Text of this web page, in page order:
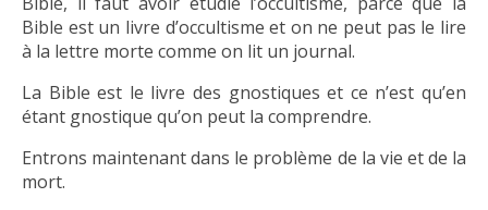
Bible est un livre d’occultisme et on ne peut pas le lire
à la lettre morte comme on lit un journal.
La Bible est le livre des gnostiques et ce n’est qu’en
étant gnostique qu’on peut la comprendre.
Entrons maintenant dans le problème de la vie et de la
mort.